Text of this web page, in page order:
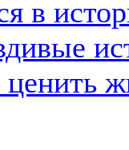
в